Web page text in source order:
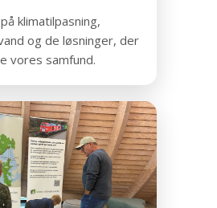
klimatilpasning,
og de løsninger, der
vores samfund.